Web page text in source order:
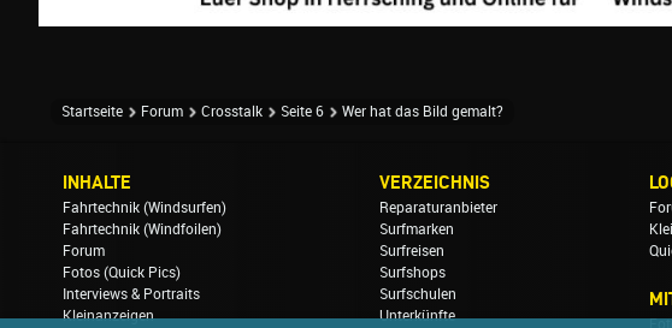
Startseite Forum Crosstalk Seite 6 Wer hat das Bild gemalt?
INHALTE
Fahrtechnik (Windsurfen)
Fahrtechnik (Windfoilen)
Forum
Fotos (Quick Pics)
Interviews & Portraits
Kleinanzeigen
VERZEICHNIS
Reparaturanbieter
Surfmarken
Surfreisen
Surfshops
Surfschulen
Unterkünfte